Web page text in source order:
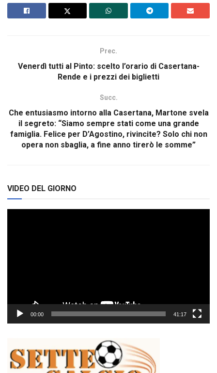
Prec.
Venerdì tutti al Pinto: scelto l’orario di Casertana-
Rende e i prezzi dei biglietti
Succ.
Che entusiasmo intorno alla Casertana, Martone svela
il segreto: “Siamo sempre stati come una grande
famiglia. Felice per D’Agostino, rivincite? Solo chi non
opera non sbaglia, a fine anno tirerò le somme”
VIDEO DEL GIORNO
00:00 41:17